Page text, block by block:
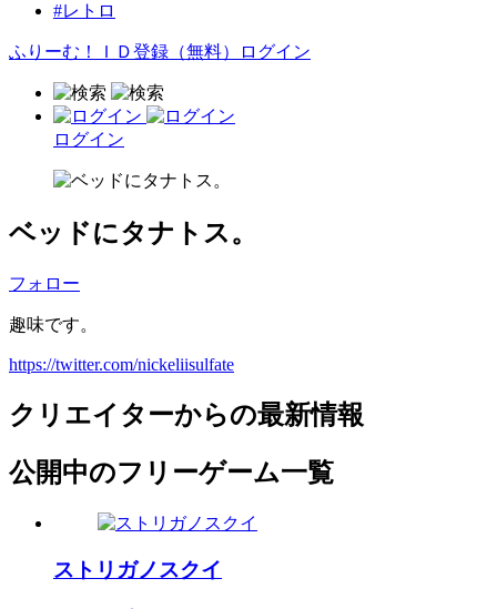
#レトロ
ふりーむ！ＩＤ登録（無料） ログイン
ログイン
ベッドにタナトス。
フォロー
趣味です。
https://twitter.com/nickeliisulfate
クリエイターからの最新情報
公開中のフリーゲーム一覧
ストリガノスクイ